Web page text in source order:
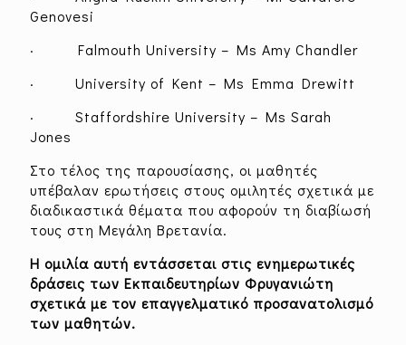
Genovesi
· Falmouth University – Ms Amy Chandler
· University of Kent – Ms Emma Drewitt
· Staffordshire University – Ms Sarah
Jones
Στο τέλος της παρουσίασης, οι μαθητές
υπέβαλαν ερωτήσεις στους ομιλητές σχετικά με
διαδικαστικά θέματα που αφορούν τη διαβίωσή
τους στη Μεγάλη Βρετανία.
Η ομιλία αυτή εντάσσεται στις ενημερωτικές
δράσεις των Εκπαιδευτηρίων Φρυγανιώτη
σχετικά με τον επαγγελματικό προσανατολισμό
των μαθητών.